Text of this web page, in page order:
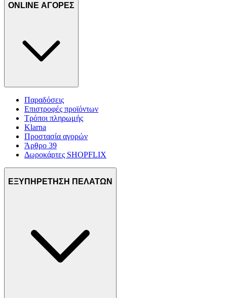
ONLINE ΑΓΟΡΕΣ
Παραδόσεις
Επιστροφές προϊόντων
Τρόποι πληρωμής
Klarna
Προστασία αγορών
Άρθρο 39
Δωροκάρτες SHOPFLIX
ΕΞΥΠΗΡΕΤΗΣΗ ΠΕΛΑΤΩΝ